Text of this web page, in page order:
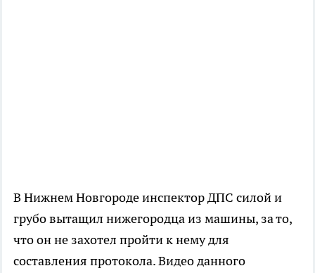
В Нижнем Новгороде инспектор ДПС силой и
грубо вытащил нижегородца из машины, за то,
что он не захотел пройти к нему для
составления протокола. Видео данного